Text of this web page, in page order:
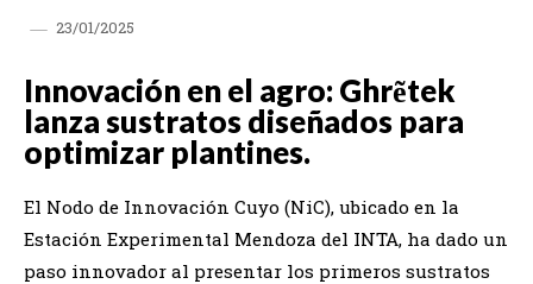
23/01/2025
Innovación en el agro: Ghrẽtek
lanza sustratos diseñados para
optimizar plantines.
El Nodo de Innovación Cuyo (NiC), ubicado en la
Estación Experimental Mendoza del INTA, ha dado un
paso innovador al presentar los primeros sustratos